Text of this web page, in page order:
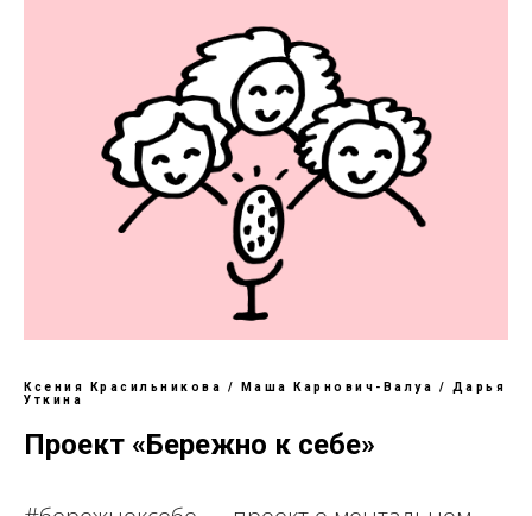
Ксения Красильникова / Маша Карнович-Валуа / Дарья
Уткина
Проект «Бережно к себе»